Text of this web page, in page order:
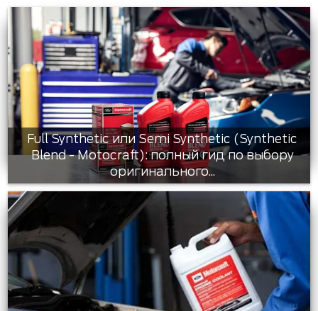
Full Synthetic или Semi Synthetic (Synthetic
Blend - Motocraft): полный гид по выбору
оригинального...